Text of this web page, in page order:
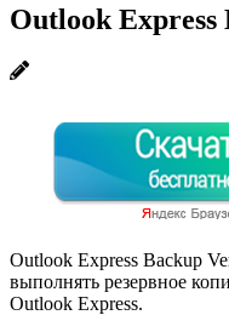
Outlook Express
Outlook Express Backup
выполнять резервное
Outlook Express.